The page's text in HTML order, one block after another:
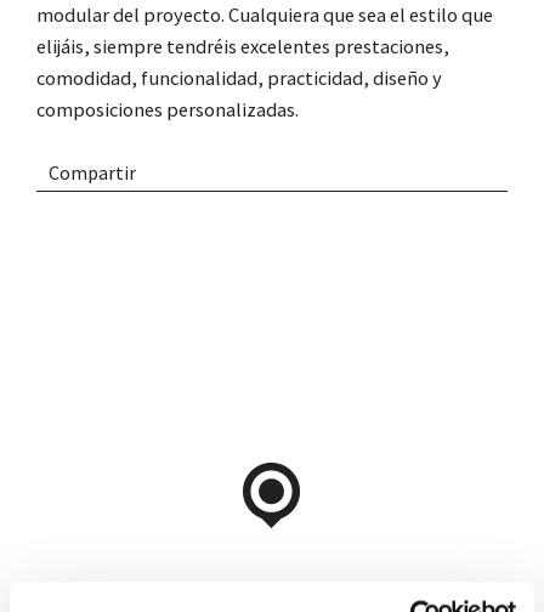
modular del proyecto. Cualquiera que sea el estilo que
elijáis, siempre tendréis excelentes prestaciones,
comodidad, funcionalidad, practicidad, diseño y
composiciones personalizadas.
Compartir